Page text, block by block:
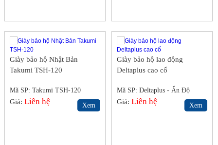
Giày bảo hộ Nhật Bản
Takumi TSH-120
Mã SP: Takumi TSH-120
Giá:Liên hệ Xem
Giày bảo hộ lao động
Deltaplus cao cổ
Mã SP: Deltaplus - Ấn Độ
Giá:Liên hệ Xem